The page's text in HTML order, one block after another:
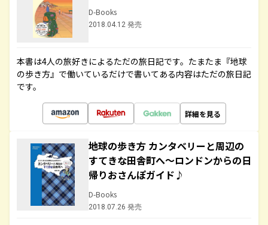
D-Books
2018.04.12 発売
本書は4人の旅好きによるただの旅日記です。たまたま『地球
の歩き方』で働いているだけで書いてある内容はただの旅日記
です。
詳細を見る
地球の歩き方 カンタベリーと周辺の
すてきな田舎町へ～ロンドンからの日
帰りおさんぽガイド♪
D-Books
2018.07.26 発売